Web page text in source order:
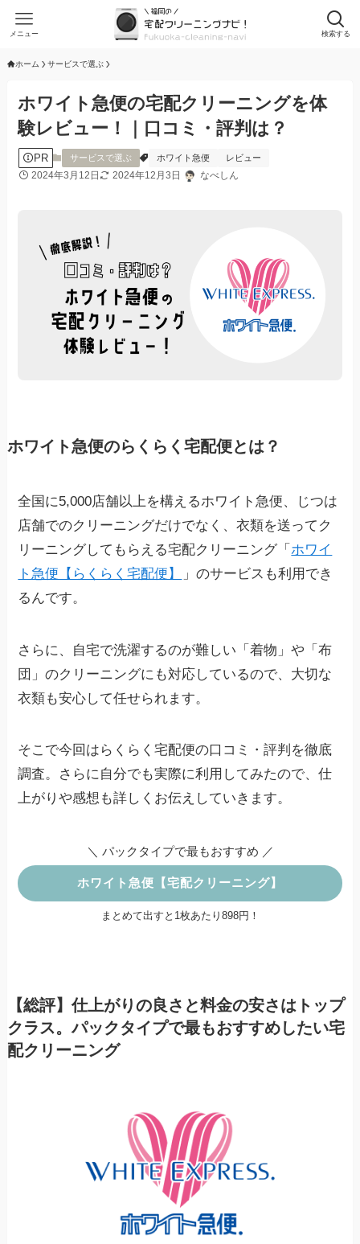
検索する
メニュー
ホーム サービスで選ぶ
ホワイト急便の宅配クリーニングを体
験レビュー！｜口コミ・評判は？
PR サービスで選ぶ ホワイト急便 レビュー
2024年3月12日 2024年12月3日 なべしん
ホワイト急便のらくらく宅配便とは？
全国に5,000店舗以上を構えるホワイト急便、じつは
店舗でのクリーニングだけでなく、衣類を送ってク
リーニングしてもらえる宅配クリーニング「ホワイ
ト急便【らくらく宅配便】
」のサービスも利用でき
るんです。
さらに、自宅で洗濯するのが難しい「着物」や「布
団」のクリーニングにも対応しているので、大切な
衣類も安心して任せられます。
そこで今回はらくらく宅配便の口コミ・評判を徹底
調査。さらに自分でも実際に利用してみたので、仕
上がりや感想も詳しくお伝えしていきます。
＼ パックタイプで最もおすすめ ／
ホワイト急便【宅配クリーニング】
まとめて出すと1枚あたり898円！
【総評】仕上がりの良さと料金の安さはトップ
クラス。パックタイプで最もおすすめしたい宅
配クリーニング